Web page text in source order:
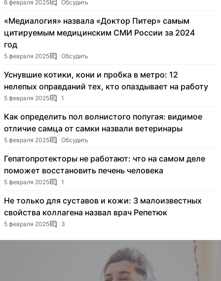
6 февраля 2025 Обсудить
«Медиалогия» назвала «Доктор Питер» самым
цитируемым медицинским СМИ России за 2024
год
5 февраля 2025 Обсудить
Уснувшие котики, кони и пробка в метро: 12
нелепых оправданий тех, кто опаздывает на работу
5 февраля 2025 1
Как определить пол волнистого попугая: видимое
отличие самца от самки назвали ветеринары
5 февраля 2025 Обсудить
Гепатопротекторы не работают: что на самом деле
поможет восстановить печень человека
5 февраля 2025 1
Не только для суставов и кожи: 3 малоизвестных
свойства коллагена назвал врач Репетюк
5 февраля 2025 3